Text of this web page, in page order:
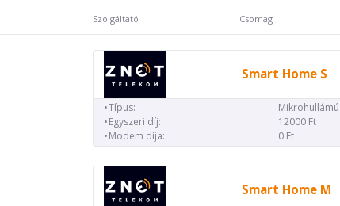
Szolgáltató Csomag
Smart Home S
Típus:
Egyszeri díj:
12000 Ft
Modem díja:
0 Ft
Smart Home M